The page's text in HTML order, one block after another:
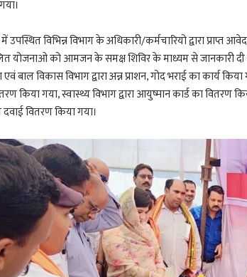
उपस्थित विभिन्न विभाग के अधिकारी/कर्मचारियो द्वारा प्राप्त
योजनाओ को आमजन के समक्ष शिविर के माध्यम से जानकारी दी
बाल विकास विभाग द्वारा अन्न प्राशन, गोद भराई का कार्य
किया गया, स्वास्थ्य विभाग द्वारा आयुष्मान कार्ड का वितरण
दवाई वितरण किया गया।